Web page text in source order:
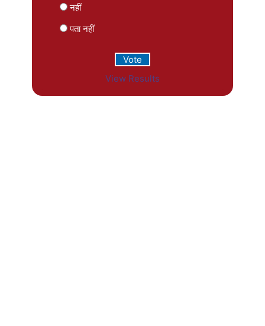
नहीं
पता नहीं
View Results